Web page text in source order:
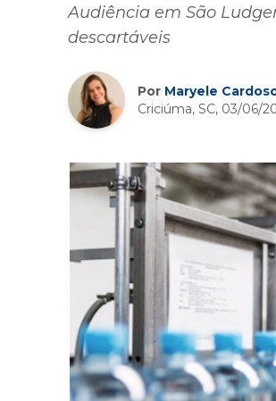
Audiência em São
descartáveis
Por Maryele
Criciúma, SC, 03/06/